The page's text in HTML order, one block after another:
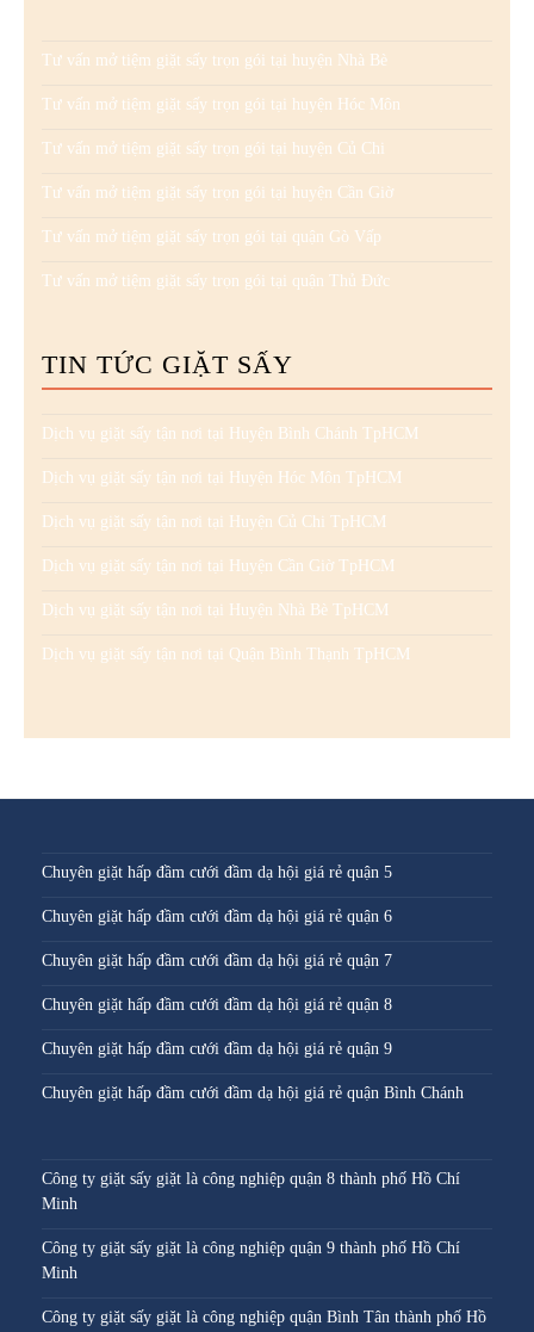
Tư vấn mở tiệm giặt sấy trọn gói tại huyện Nhà Bè
Tư vấn mở tiệm giặt sấy trọn gói tại huyện Hóc Môn
Tư vấn mở tiệm giặt sấy trọn gói tại huyện Củ Chi
Tư vấn mở tiệm giặt sấy trọn gói tại huyện Cần Giờ
Tư vấn mở tiệm giặt sấy trọn gói tại quận Gò Vấp
Tư vấn mở tiệm giặt sấy trọn gói tại quận Thủ Đức
TIN TỨC GIẶT SẤY
Dịch vụ giặt sấy tận nơi tại Huyện Bình Chánh TpHCM
Dịch vụ giặt sấy tận nơi tại Huyện Hóc Môn TpHCM
Dịch vụ giặt sấy tận nơi tại Huyện Củ Chi TpHCM
Dịch vụ giặt sấy tận nơi tại Huyện Cần Giờ TpHCM
Dịch vụ giặt sấy tận nơi tại Huyện Nhà Bè TpHCM
Dịch vụ giặt sấy tận nơi tại Quận Bình Thạnh TpHCM
Chuyên giặt hấp đầm cưới đầm dạ hội giá rẻ quận 5
Chuyên giặt hấp đầm cưới đầm dạ hội giá rẻ quận 6
Chuyên giặt hấp đầm cưới đầm dạ hội giá rẻ quận 7
Chuyên giặt hấp đầm cưới đầm dạ hội giá rẻ quận 8
Chuyên giặt hấp đầm cưới đầm dạ hội giá rẻ quận 9
Chuyên giặt hấp đầm cưới đầm dạ hội giá rẻ quận Bình Chánh
Công ty giặt sấy giặt là công nghiệp quận 8 thành phố Hồ Chí
Minh
Công ty giặt sấy giặt là công nghiệp quận 9 thành phố Hồ Chí
Minh
Công ty giặt sấy giặt là công nghiệp quận Bình Tân thành phố Hồ